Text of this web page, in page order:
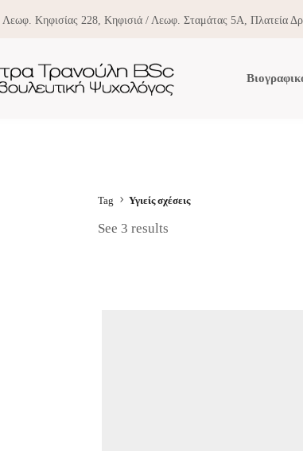
Λεωφ. Κηφισίας 228, Κηφισιά / Λεωφ. Σταμάτας 5Α, Πλατεία
Tag Υγιείς σχέσεις
See 3 results